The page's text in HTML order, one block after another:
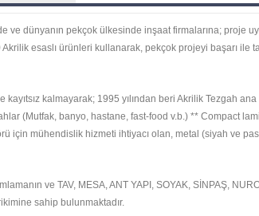
ve dünyanın pekçok ülkesinde inşaat firmalarına; proje
esaslı ürünleri kullanarak, pekçok projeyi başarı ile
kalmayarak; 1995 yılından beri Akrilik Tezgah
(Mutfak, banyo, hastane, fast-food v.b.) ** Compact
için mühendislik hizmeti ihtiyacı olan, metal (siyah ve
ve TAV, MESA, ANT YAPI, SOYAK, SİNPAŞ,
sahip bulunmaktadır.